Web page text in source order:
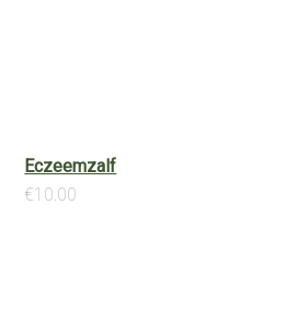
Eczeemzalf
€10.00